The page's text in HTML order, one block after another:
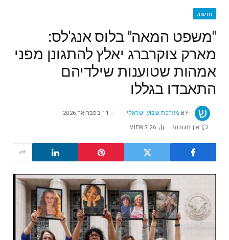
חדשות
"משפט המאה" בלוס אנג'לס:
מארק צוקרברג יאלץ להתגונן מפני
אמהות שטוענות שילדיהם
התאבדו בגללו
BY מערכת שבוע ישראלי 11 בפברואר 2026
אין תגובות 26
VIEWS